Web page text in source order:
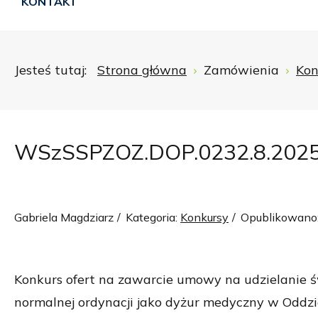
Jesteś tutaj: Strona główna Zamówienia
Gabriela Magdziarz Kategoria: Konkursy
Konkurs ofert na zawarcie umowy na udzielanie
normalnej ordynacji jako dyżur medyczny w